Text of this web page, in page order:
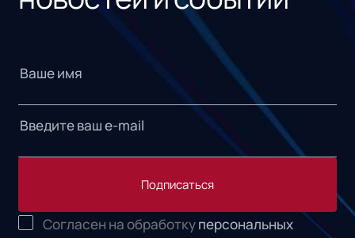
Подписаться
Согласен на обработкуперсональных